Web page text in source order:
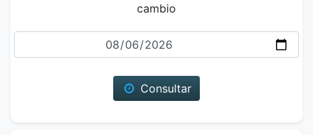
cambio
Fecha
Consultar